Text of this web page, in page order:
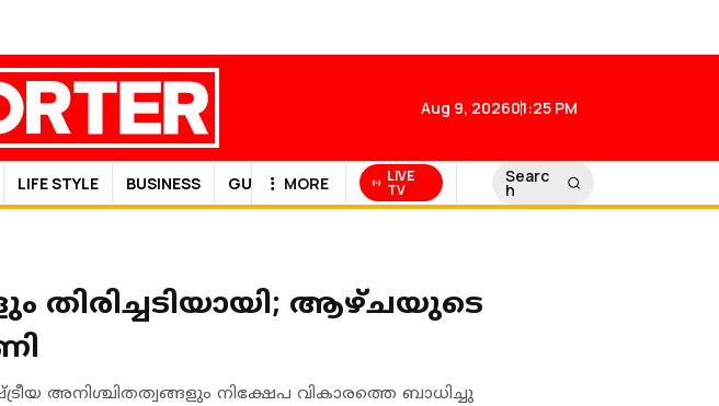
Aug 9, 202601:25 PM
LIFE STYLE BUSINESS GULF NEWS
MORE LIVE
TV
Searc
h
ആഴ്ചയുടെ
അനിശ്ചിതത്വങ്ങളും നിക്ഷേപ വികാരത്തെ ബാധിച്ചു